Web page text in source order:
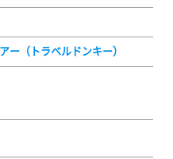
ー（トラベルドンキー）